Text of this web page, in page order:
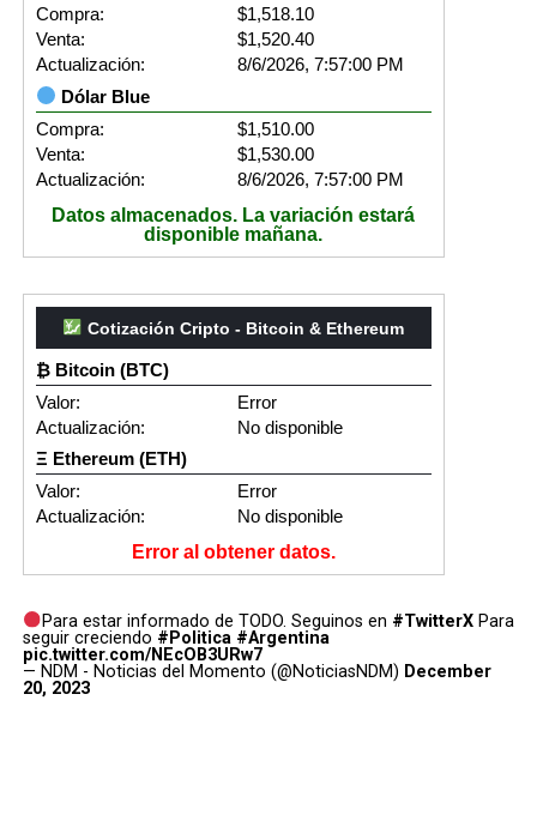
Compra:
$1,518.10
Venta:
$1,520.40
Actualización:
8/6/2026, 7:57:00 PM
Dólar Blue
Compra:
$1,510.00
Venta:
$1,530.00
Actualización:
8/6/2026, 7:57:00 PM
Datos almacenados. La variación estará
disponible mañana.
Cotización Cripto - Bitcoin & Ethereum
₿ Bitcoin (BTC)
Valor:
Error
Actualización:
No disponible
Ξ Ethereum (ETH)
Valor:
Error
Actualización:
No disponible
Error al obtener datos.
Para estar informado de TODO. Seguinos en #TwitterX Para
seguir creciendo #Politica #Argentina
pic.twitter.com/NEcOB3URw7
— NDM - Noticias del Momento (@NoticiasNDM) December
20, 2023